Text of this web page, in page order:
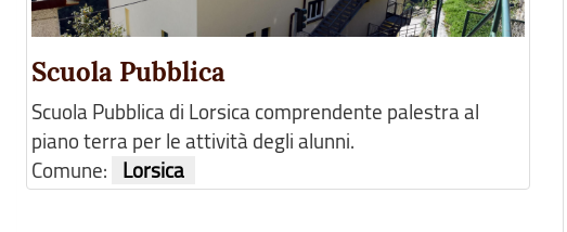
Scuola Pubblica
Scuola Pubblica di Lorsica comprendente palestra al
piano terra per le attività degli alunni.
Comune:
Lorsica